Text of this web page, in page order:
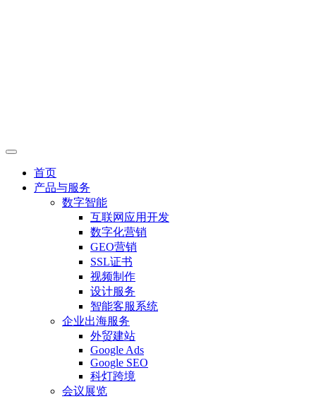
首页
产品与服务
数字智能
互联网应用开发
数字化营销
GEO营销
SSL证书
视频制作
设计服务
智能客服系统
企业出海服务
外贸建站
Google Ads
Google SEO
科灯跨境
会议展览